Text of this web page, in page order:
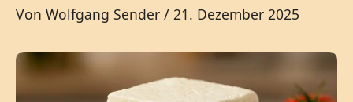
Von Wolfgang Sender / 21. Dezember 2025